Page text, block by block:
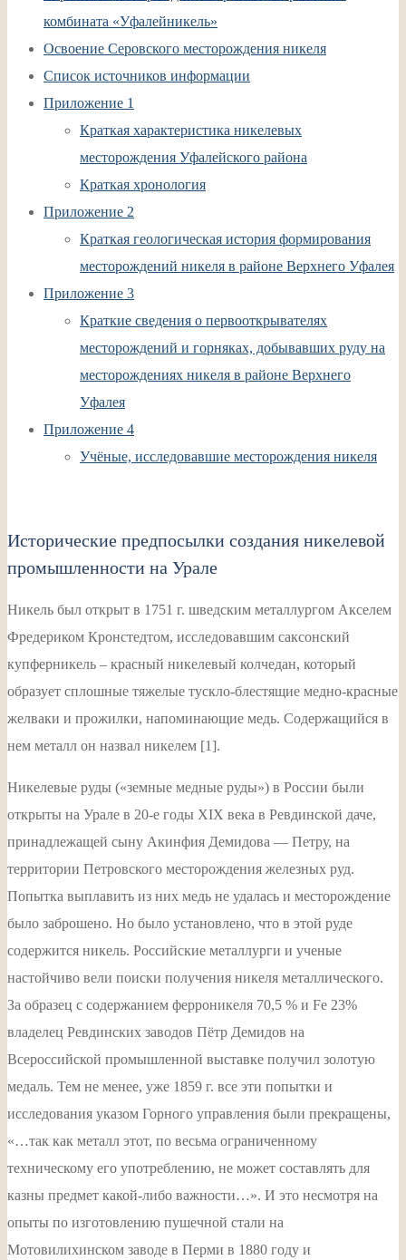
комбината «Уфалейникель»
Освоение Серовского месторождения никеля
Список источников информации
Приложение 1
Краткая характеристика никелевых
месторождения Уфалейского района
Краткая хронология
Приложение 2
Краткая геологическая история формирования
месторождений никеля в районе Верхнего Уфалея
Приложение 3
Краткие сведения о первооткрывателях
месторождений и горняках, добывавших руду на
месторождениях никеля в районе Верхнего
Уфалея
Приложение 4
Учёные, исследовавшие месторождения никеля
Исторические предпосылки создания никелевой
промышленности на Урале
Никель был открыт в 1751 г. шведским металлургом Акселем
Фредериком Кронстедтом, исследовавшим саксонский
купферникель – красный никелевый колчедан, который
образует сплошные тяжелые тускло-блестящие медно-красные
желваки и прожилки, напоминающие медь. Содержащийся в
нем металл он назвал никелем [1].
Никелевые руды («земные медные руды») в России были
открыты на Урале в 20-е годы XIX века в Ревдинской даче,
принадлежащей сыну Акинфия Демидова — Петру, на
территории Петровского месторождения железных руд.
Попытка выплавить из них медь не удалась и месторождение
было заброшено. Но было установлено, что в этой руде
содержится никель. Российские металлурги и ученые
настойчиво вели поиски получения никеля металлического.
За образец с содержанием ферроникеля 70,5 % и Fe 23%
владелец Ревдинских заводов Пётр Демидов на
Всероссийской промышленной выставке получил золотую
медаль. Тем не менее, уже 1859 г. все эти попытки и
исследования указом Горного управления были прекращены,
«…так как металл этот, по весьма ограниченному
техническому его употреблению, не может составлять для
казны предмет какой-либо важности…». И это несмотря на
опыты по изготовлению пушечной стали на
Мотовилихинском заводе в Перми в 1880 году и